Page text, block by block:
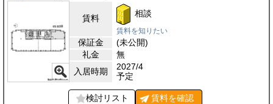
賃料 相談
賃料を知りたい
保証金
(未公開)
礼金
無
入居時期
2027/4
予定
検討リスト 賃料を確認